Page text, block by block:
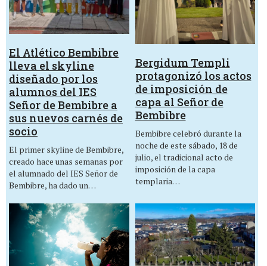
El Atlético Bembibre
lleva el skyline
diseñado por los
alumnos del IES
Señor de Bembibre a
sus nuevos carnés de
socio
El primer skyline de Bembibre,
creado hace unas semanas por
el alumnado del IES Señor de
Bembibre, ha dado un…
Bergidum Templi
protagonizó los actos
de imposición de
capa al Señor de
Bembibre
Bembibre celebró durante la
noche de este sábado, 18 de
julio, el tradicional acto de
imposición de la capa
templaria…